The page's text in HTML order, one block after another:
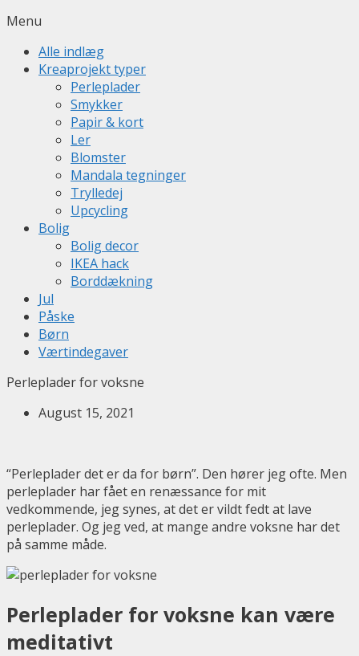
Menu
Alle indlæg
Kreaprojekt typer
Perleplader
Smykker
Papir & kort
Ler
Blomster
Mandala tegninger
Trylledej
Upcycling
Bolig
Bolig decor
IKEA hack
Borddækning
Jul
Påske
Børn
Værtindegaver
Perleplader for voksne
August 15, 2021
“Perleplader det er da for børn”. Den hører jeg ofte. Men
perleplader har fået en renæssance for mit
vedkommende, jeg synes, at det er vildt fedt at lave
perleplader. Og jeg ved, at mange andre voksne har det
på samme måde.
Perleplader for voksne kan være
meditativt